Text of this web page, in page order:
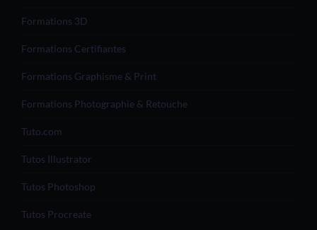
Formations 3D
Formations Certifiantes
Formations Graphisme & Print
Formations Photographie & Retouche
Tuto.com
Tutos Illustrator
Tutos Photoshop
Tutos Procreate